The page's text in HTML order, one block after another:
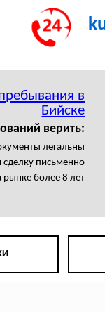
в
Бийске
верить:
легальны
письменно
более 8 лет